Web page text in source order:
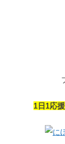
1日1応援